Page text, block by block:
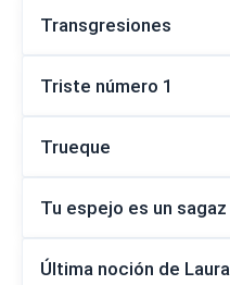
Transgresiones
Triste número 1
Trueque
Tu espejo es un sagaz
Última noción de Laura